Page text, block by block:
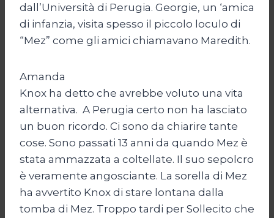
dall’Università di Perugia. Georgie, un ‘amica
di infanzia, visita spesso il piccolo loculo di
“Mez” come gli amici chiamavano Maredith.
Amanda
Knox ha detto che avrebbe voluto una vita
alternativa. A Perugia certo non ha lasciato
un buon ricordo. Ci sono da chiarire tante
cose. Sono passati 13 anni da quando Mez è
stata ammazzata a coltellate. Il suo sepolcro
è veramente angosciante. La sorella di Mez
ha avvertito Knox di stare lontana dalla
tomba di Mez. Troppo tardi per Sollecito che